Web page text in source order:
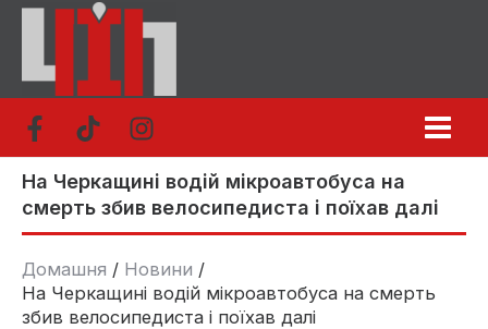
Перейти
вмісту
На Черкащині водій мікроавтобуса на
смерть збив велосипедиста і поїхав далі
Домашня
Новини
На Черкащині водій мікроавтобуса на смерть
збив велосипедиста і поїхав далі